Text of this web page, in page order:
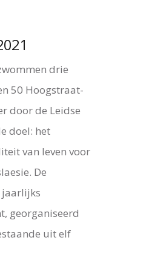
drie
50 Hoogstraat-
door de Leidse
doel: het
van leven voor
De
jaarlijks
georganiseerd
uit elf